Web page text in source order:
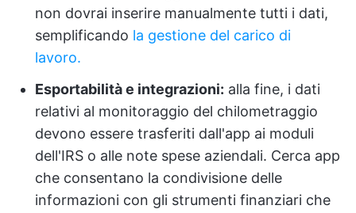
non dovrai inserire manualmente tutti i dati,
semplificando la gestione del carico di
lavoro.
Esportabilità e integrazioni: alla fine, i dati
relativi al monitoraggio del chilometraggio
devono essere trasferiti dall'app ai moduli
dell'IRS o alle note spese aziendali. Cerca app
che consentano la condivisione delle
informazioni con gli strumenti finanziari che